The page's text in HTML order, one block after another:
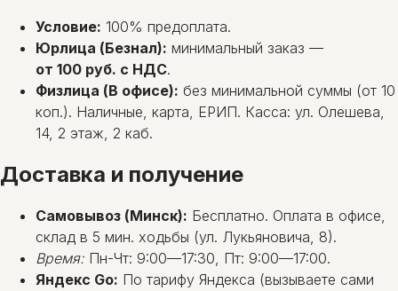
Условие: 100% предоплата.
Юрлица (Безнал): минимальный заказ —
от 100 руб. с НДС.
Физлица (В офисе): без минимальной суммы (от 10
коп.). Наличные, карта, ЕРИП. Касса: ул. Олешева,
14, 2 этаж, 2 каб.
Доставка и получение
Самовывоз (Минск): Бесплатно. Оплата в офисе,
склад в 5 мин. ходьбы (ул. Лукьяновича, 8).
Время: Пн-Чт: 9:00—17:30, Пт: 9:00—17:00.
Яндекс Go: По тарифу Яндекса (вызываете сами